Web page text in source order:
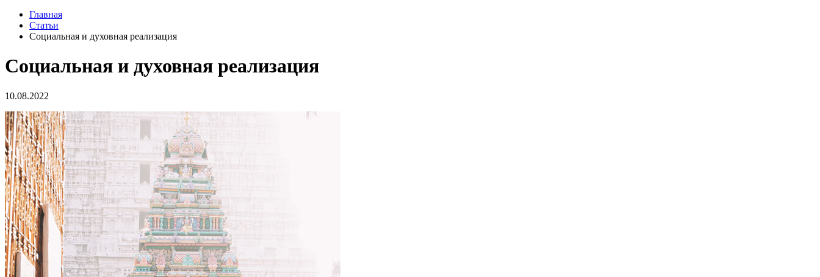
Главная
Статьи
Социальная и духовная реализация
Социальная и духовная реализация
10.08.2022